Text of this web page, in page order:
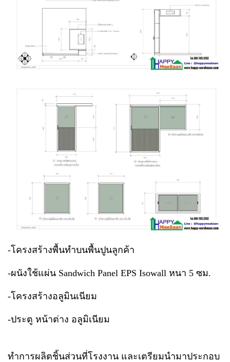
-โครงสร้างพื้นทำบนพื้นปูนลูกค้า
-ผนังใช้แผ่น Sandwich Panel EPS Isowall หนา 5 ซม.
-โครงสร้างอลูมินเนียม
-ประตู หน้าต่าง อลูมิเนียม
ทำการผลิตชิ้นส่วนที่โรงงาน และเตรียมนำมาประกอบ